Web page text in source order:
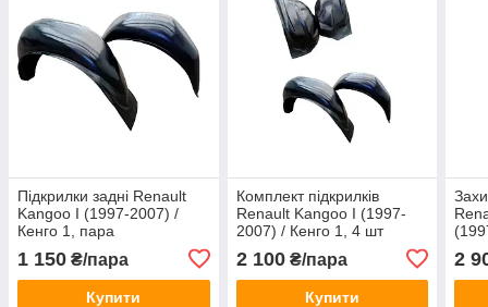
Підкрилки задні Renault
Kangoo I (1997-2007) /
Кенго 1, пара
1 150 ₴/пара
Купити
Комплект підкрилків
Renault Kangoo I (1997-
2007) / Кенго 1, 4 шт
2 100₴/пара
Купити
2